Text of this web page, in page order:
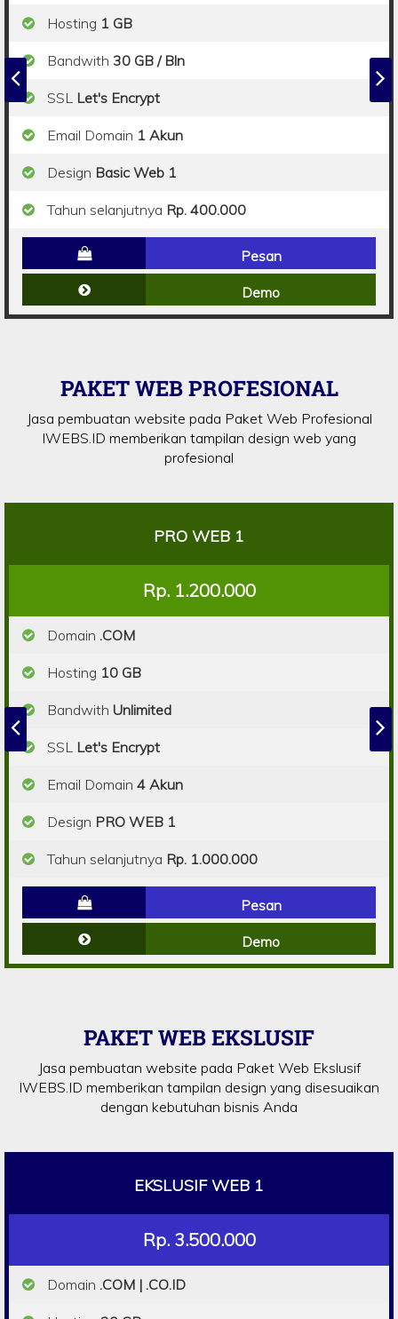
Hosting 1 GB
Bandwith 30 GB / Bln
SSL Let's Encrypt
Email Domain 1 Akun
Design Basic Web 1
Tahun selanjutnya Rp. 400.000
Pesan
Demo
PAKET WEB PROFESIONAL
Jasa pembuatan website pada Paket Web Profesional
IWEBS.ID memberikan tampilan design web yang
profesional
PRO WEB 1
Rp. 1.200.000
Domain .COM
Hosting 10 GB
Bandwith Unlimited
SSL Let's Encrypt
Email Domain 4 Akun
Design PRO WEB 1
Tahun selanjutnya Rp. 1.000.000
Pesan
Demo
PAKET WEB EKSLUSIF
Jasa pembuatan website pada Paket Web Ekslusif
IWEBS.ID memberikan tampilan design yang disesuaikan
dengan kebutuhan bisnis Anda
EKSLUSIF WEB 1
Rp. 3.500.000
Domain .COM | .CO.ID